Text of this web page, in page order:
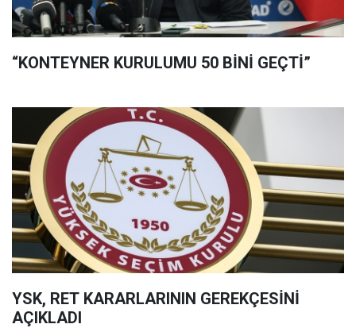
“KONTEYNER KURULUMU 50 BİNİ GEÇTİ”
YSK, RET KARARLARININ GEREKÇESİNİ
AÇIKLADI